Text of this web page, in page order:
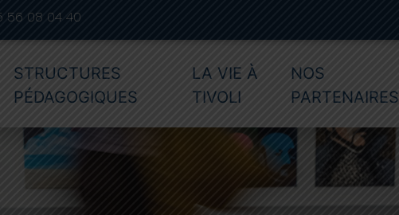
56 08 04 40
STRUCTURES
PÉDAGOGIQUES
LA VIE À
TIVOLI
NOS
PARTENAIRES